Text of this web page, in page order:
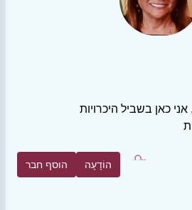
, אני כאן בשביל היכרויות
הוסף חבר הוֹדָעָה